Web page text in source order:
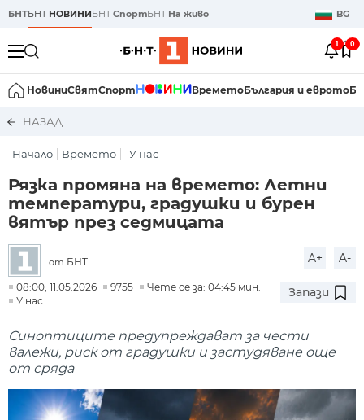
БНТБНТ НОВИНИБНТСпортБНТ На живо BG
1 0
НовиниСвятСпорт ВреметоБългария и еврото
НАЗАД
Начало Времето У нас
Рязка промяна на времето: Летни
температури, градушки и бурен
вятър през седмицата
от БНТ A+ A-
08:00, 11.05.2026 9755
Чете се за: 04:45 мин.
У нас
Запази
Синоптиците предупреждават за чести
валежи, риск от градушки и застудяване още
от сряда